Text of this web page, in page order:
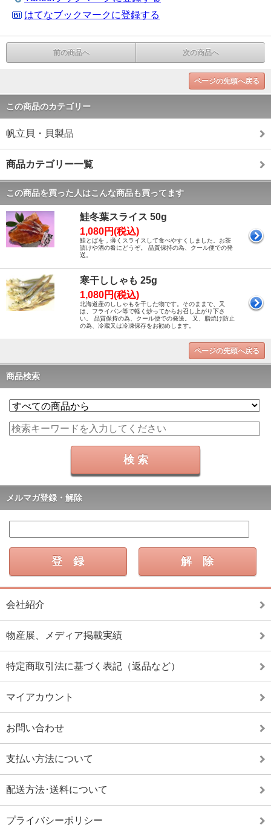
はてなブックマークに登録する
前の商品へ 次の商品へ
ページの先頭へ戻る
この商品のカテゴリー
帆立貝・貝製品
商品カテゴリー一覧
この商品を買った人はこんな商品も買ってます
鮭冬葉スライス 50g
1,080円(税込)
鮭とばを，薄くスライスして食べやすくしました。お茶
請けや酒の肴にどうぞ。 品質保持の為、クール便での発
送。
寒干ししゃも 25g
1,080円(税込)
北海道産のししゃもを干した物です。そのままで、又
は、フライパン等で軽く炒ってからお召し上がり下さ
い。 品質保持の為、クール便での発送。 又、脂焼け防止
の為、冷蔵又は冷凍保存をお勧めします。
ページの先頭へ戻る
商品検索
メルマガ登録・解除
会社紹介
物産展、メディア掲載実績
特定商取引法に基づく表記（返品など）
マイアカウント
お問い合わせ
支払い方法について
配送方法･送料について
プライバシーポリシー